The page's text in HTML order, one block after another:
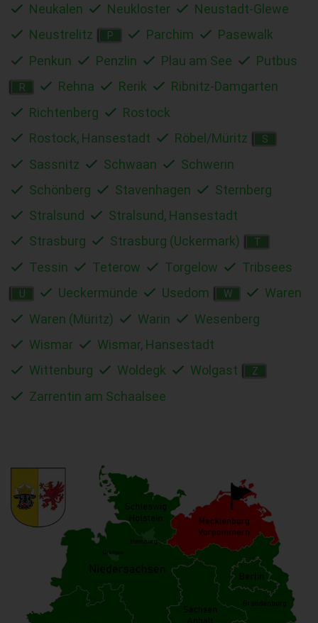
Neukalen
Neukloster
Neustadt-Glewe
Neustrelitz
P Parchim
Pasewalk
Penkun
Penzlin Plau am See Putbus
R Rehna Rerik
Ribnitz-Damgarten
Richtenberg
Rostock
Rostock, Hansestadt
Röbel/Müritz S
Sassnitz Schwaan
Schwerin
Schönberg
Stavenhagen
Sternberg
Stralsund
Stralsund, Hansestadt
Strasburg
Strasburg (Uckermark) T
Tessin Teterow Torgelow Tribsees
U Ueckermünde Usedom W
Waren
Waren (Müritz)
Warin
Wesenberg
Wismar
Wismar, Hansestadt
Wittenburg
Woldegk Wolgast Z
Zarrentin am Schaalsee